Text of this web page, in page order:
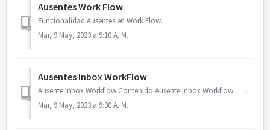
Ausentes Work Flow
Funcionalidad Ausentes en Work Flow.
Mar, 9 May, 2023 a 9:10 A. M.
Ausentes Inbox WorkFlow
Ausente Inbox Workflow Contenido Ausente Inbox Workflow Contenido Objetivo Metas No metas ...
Mar, 9 May, 2023 a 9:30 A. M.